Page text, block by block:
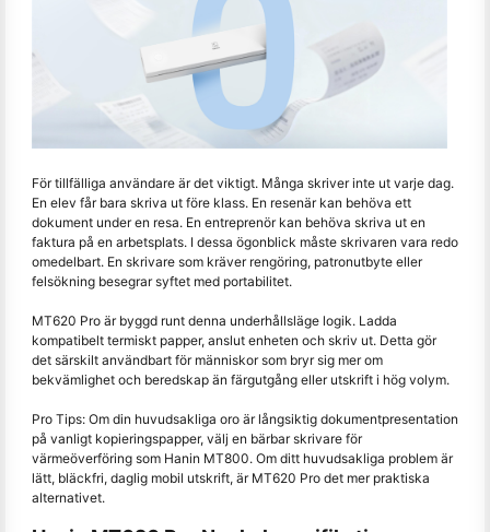
För tillfälliga användare är det viktigt. Många skriver inte ut varje dag.
En elev får bara skriva ut före klass. En resenär kan behöva ett
dokument under en resa. En entreprenör kan behöva skriva ut en
faktura på en arbetsplats. I dessa ögonblick måste skrivaren vara redo
omedelbart. En skrivare som kräver rengöring, patronutbyte eller
felsökning besegrar syftet med portabilitet.
MT620 Pro är byggd runt denna underhållsläge logik. Ladda
kompatibelt termiskt papper, anslut enheten och skriv ut. Detta gör
det särskilt användbart för människor som bryr sig mer om
bekvämlighet och beredskap än färgutgång eller utskrift i hög volym.
Pro Tips: Om din huvudsakliga oro är långsiktig dokumentpresentation
på vanligt kopieringspapper, välj en bärbar skrivare för
värmeöverföring som Hanin MT800. Om ditt huvudsakliga problem är
lätt, bläckfri, daglig mobil utskrift, är MT620 Pro det mer praktiska
alternativet.